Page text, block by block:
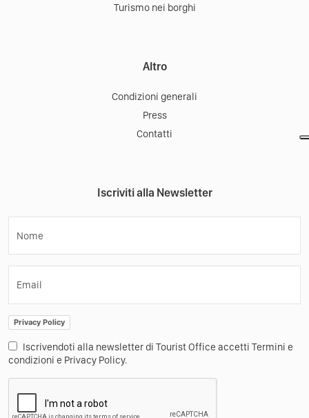
Turismo nei borghi
Altro
Condizioni generali
Press
Contatti
Iscriviti alla Newsletter
Nome
Email
Privacy Policy
Iscrivendoti alla newsletter di Tourist Office accetti Termini e
condizioni e Privacy Policy.